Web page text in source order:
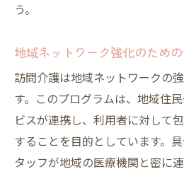
う。
地域ネットワーク強化のため
訪問介護は地域ネットワークの
す。このプログラムは、地域住
ビスが連携し、利用者に対して
することを目的としています。
タッフが地域の医療機関と密に